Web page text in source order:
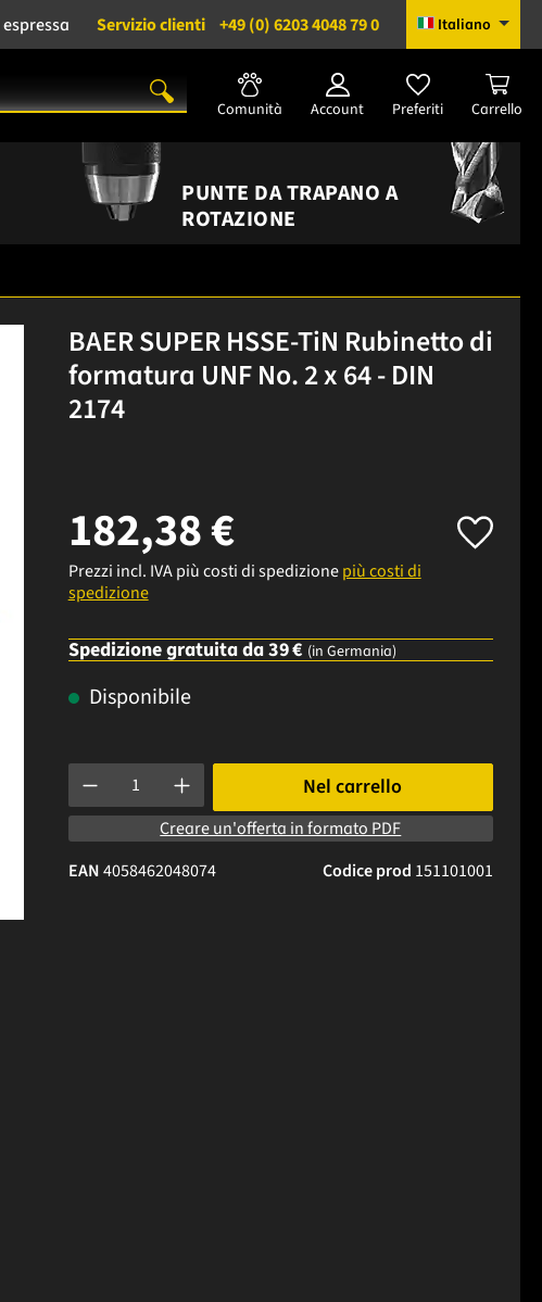
Servizio clienti +49 (0) 6203 4048 79 0 Italiano
Comunità Account Preferiti Carrello
PUNTE DA TRAPANO A
ROTAZIONE
BAER SUPER HSSE-TiN Rubinetto di
formatura UNF No. 2 x 64 - DIN
2174
182,38 €
Prezzi incl. IVA più costi di spedizionepiù costi di
spedizione
Spedizione gratuita da 39 € (in Germania)
Disponibile
Quantità del prodotto: inserisci la quantità desiderata o usa i
Nel carrello
Creare un'offerta in formato PDF
Codice prod 151101001
EAN4058462048074